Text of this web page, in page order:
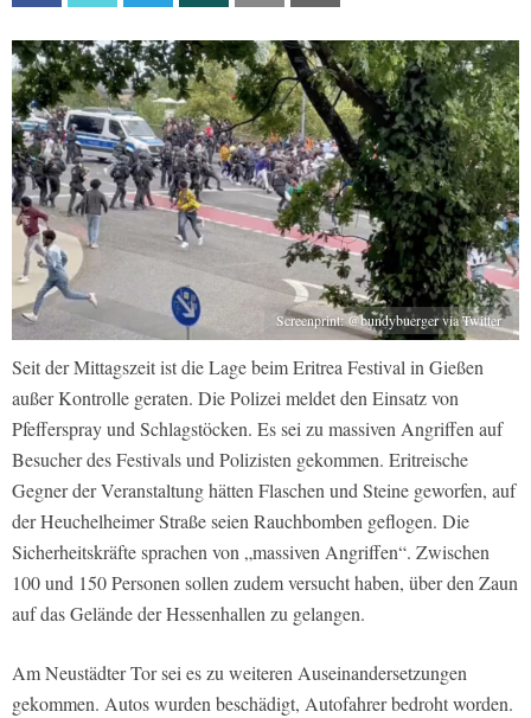
Screenprint: @bundybuerger via Twitter
Seit der Mittagszeit ist die Lage beim Eritrea Festival in Gießen
außer Kontrolle geraten. Die Polizei meldet den Einsatz von
Pfefferspray und Schlagstöcken. Es sei zu massiven Angriffen auf
Besucher des Festivals und Polizisten gekommen. Eritreische
Gegner der Veranstaltung hätten Flaschen und Steine geworfen, auf
der Heuchelheimer Straße seien Rauchbomben geflogen. Die
Sicherheitskräfte sprachen von „massiven Angriffen“. Zwischen
100 und 150 Personen sollen zudem versucht haben, über den Zaun
auf das Gelände der Hessenhallen zu gelangen.
Am Neustädter Tor sei es zu weiteren Auseinandersetzungen
gekommen. Autos wurden beschädigt, Autofahrer bedroht worden.